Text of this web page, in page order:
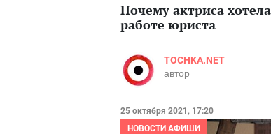
Почему актриса
работе юриста
TOCHKA.NET
автор
25 октября 2021, 17:20
НОВОСТИ АФИШИ